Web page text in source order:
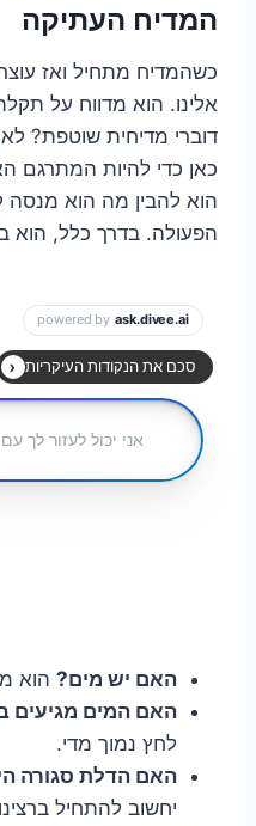
המדיח העתיקה
כשהמדיח מתחיל ואז
אלינו. הוא מדווח על
דוברי מדיחית שוטפת?
כאן כדי להיות המתרגם
הוא להבין מה הוא מנסה
הפעולה. בדרך כלל, הוא
האם יש מים? הוא
האם המים מגיעים
לחץ נמוך מדי.
האם הדלת סגורה
יחשוב להתחיל